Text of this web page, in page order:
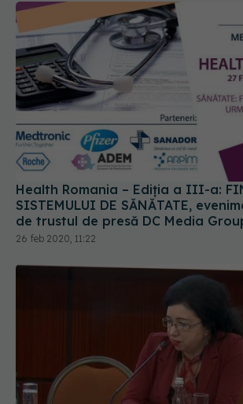
Health Romania – Ediția a III-a:
SISTEMULUI DE SĂNĂTATE,
de trustul de presă DC Media
26 feb 2020, 11:22